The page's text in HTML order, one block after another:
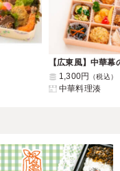
【広東風】中華幕
1,300円
（税込）
中華料理湊